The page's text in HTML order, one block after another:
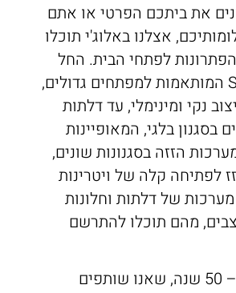
את ביתכם הפרטי או אתם
אצלנו באלוג'י תוכלו
לפתחי הבית. החל
ממערכות SLIM המותאמות למפתחים גדולים,
נקי ומינימלי, עד דלתות
בסגנון בלגי, המאופיינות
הזזה בסגנונות שונים,
לפתיחה קלה של ויטרינות
מערכות של דלתות וחלונות
מהם תוכלו להתרשם
כבר למעלה מ – 50 שנה, שאנו שותפים